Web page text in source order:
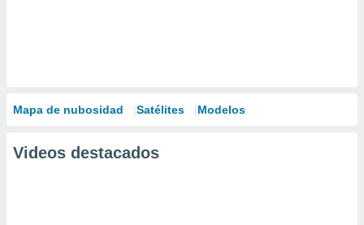
Mapa de nubosidad Satélites Modelos
Videos destacados